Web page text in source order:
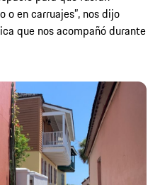
en carruajes”, nos dijo
que nos acompañó durante